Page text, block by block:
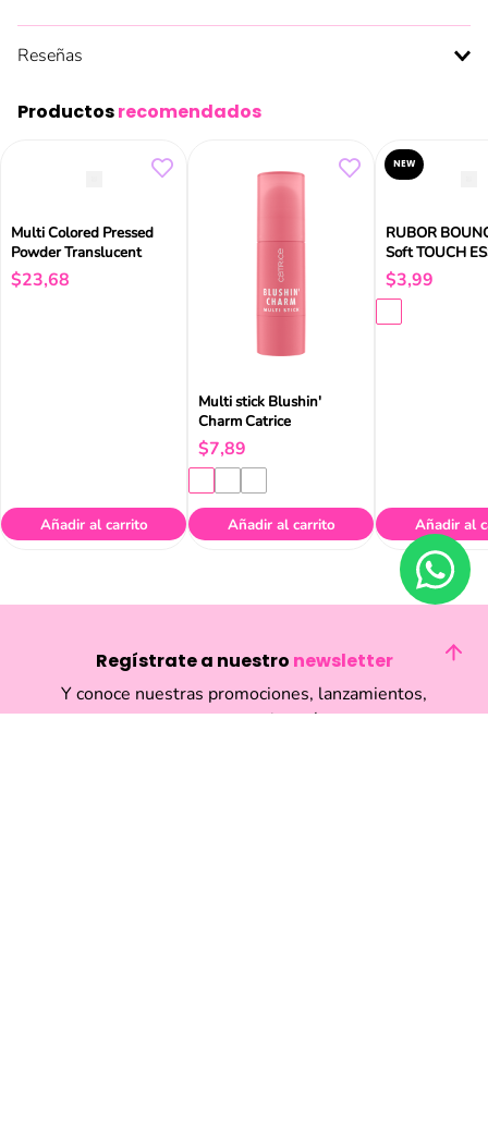
Reseñas
Productosrecomendados
Multi Colored Pressed
Powder Translucent
$23,68
Añadir al carrito
Multi stick Blushin'
Charm Catrice
$7,89
Añadir al carrito
NEW
RUBOR
Soft TOUCH
$3,99
Añadir al
Regístrate a nuestro newsletter
Y conoce nuestras promociones, lanzamientos,
eventos y mucho más.